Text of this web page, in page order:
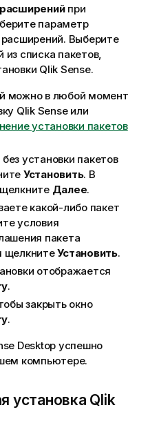
при
параметр
расширений. Выберите
списка пакетов,
Qlik Sense.
можно в любой момент
Qlik Senseили
установки пакетов
установки пакетов
Установить. В
Далее.
какой-либо пакет
условия
пакета
щелкнитеУстановить.
отображается
.
закрыть окно
.
Desktop успешно
компьютере.
установка Qlik